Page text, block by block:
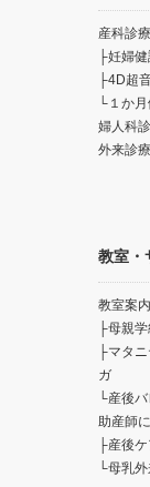
産科診
妊婦
4D超
１か
婦人科
外来診
教室・
教室案内
母親学
マタ
ガ
産後
助産師
産後ケ
母乳